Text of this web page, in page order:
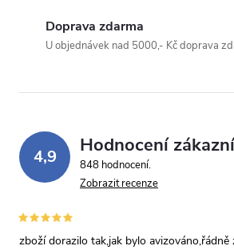
Doprava zdarma
U objednávek nad 5000,- Kč doprava
4,9 Hodnocení
848 hodnocení
Zobrazit recenze
zboží dorazilo tak,jak bylo avizováno,řádně